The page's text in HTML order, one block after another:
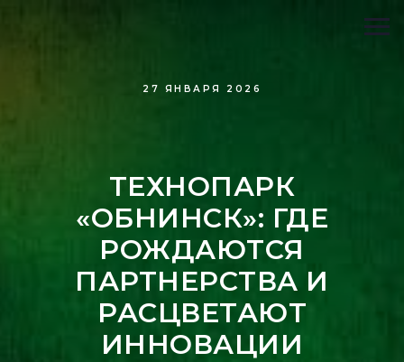
27 ЯНВАРЯ 2026
ТЕХНОПАРК
«ОБНИНСК»: ГДЕ
РОЖДАЮТСЯ
ПАРТНЕРСТВА И
РАСЦВЕТАЮТ
ИННОВАЦИИ